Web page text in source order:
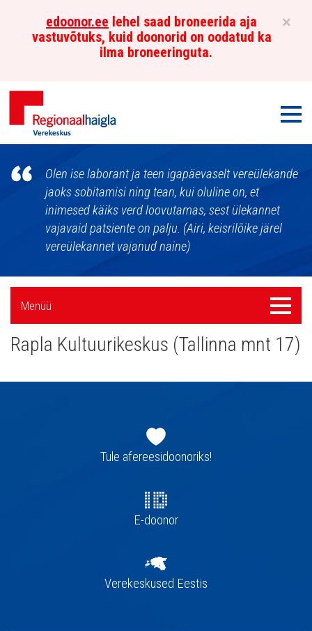
×
edoonor.ee lehel saad broneerida aja
vastuvõtuks, kuid doonorid on oodatud ka
ilma broneeringuta.
Põhja-
Eesti
Regionaalhaigla
Verekeskus
Olen ise laborant ja teen igapäevaselt vereülekande
jaoks sobitamisi ning tean, kui oluline on, et
inimesed käiks verd loovutamas, sest ülekannet
vajavaid patsiente on palju. (Airi, keisrilõike järel
vereülekannet vajanud naine)
Külgpaani
navigatsioon
Menüü
Menüü
Rapla Kultuurikeskus (Tallinna mnt 17)
navigatsioonTule afereesidoonoriks!
E-doonor
Verekeskused Eestis